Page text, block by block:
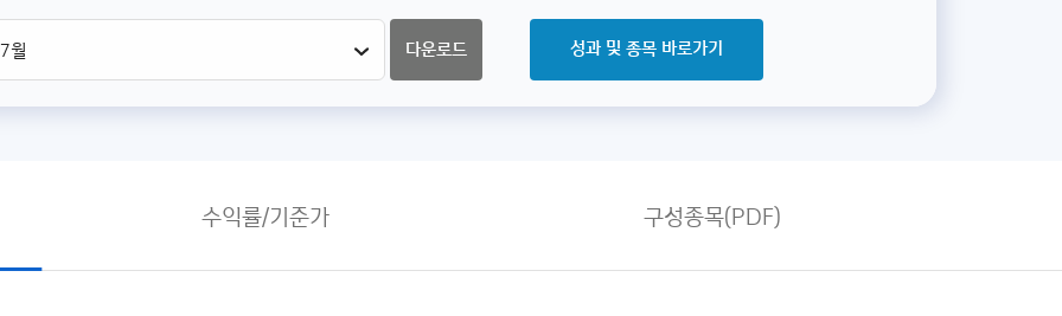
다운로드 성과 및 종목 바로가기
수익률/기준가 구성종목(PDF)